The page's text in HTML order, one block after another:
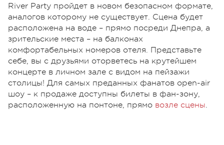
River Party пройдет в новом безопасном формате,
аналогов которому не существует. Сцена будет
расположена на воде – прямо посреди Днепра, а
зрительские места – на балконах
комфортабельных номеров отеля. Представьте
себе, вы с друзьями оторветесь на крутейшем
концерте в личном зале с видом на пейзажи
столицы! Для самых преданных фанатов open-air
шоу – к продаже доступны билеты в фан-зону,
расположенную на понтоне, прямо возле сцены.